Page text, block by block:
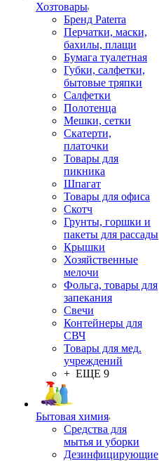
Хозтовары
Бренд Paterra
Перчатки, маски,
бахилы, плащи
Бумага туалетная
Губки, салфетки,
бытовые тряпки
Салфетки
Полотенца
Мешки, сетки
Скатерти,
платочки
Товары для
пикника
Шпагат
Товары для офиса
Скотч
Грунты, горшки и
пакеты для рассады
Крышки
Хозяйственные
мелочи
Фольга, товары для
запекания
Свечи
Контейнеры для
СВЧ
Товары для мед.
учреждений
+ ЕЩЕ 9
Бытовая химия
Средства для
мытья и уборки
Дезинфицирующие